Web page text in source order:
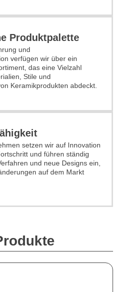
Produktpalette
und
verfügen wir über ein
das eine Vielzahl
Stile und
Keramikprodukten abdeckt.
setzen wir auf Innovation
und führen ständig
und neue Designs ein,
auf dem Markt